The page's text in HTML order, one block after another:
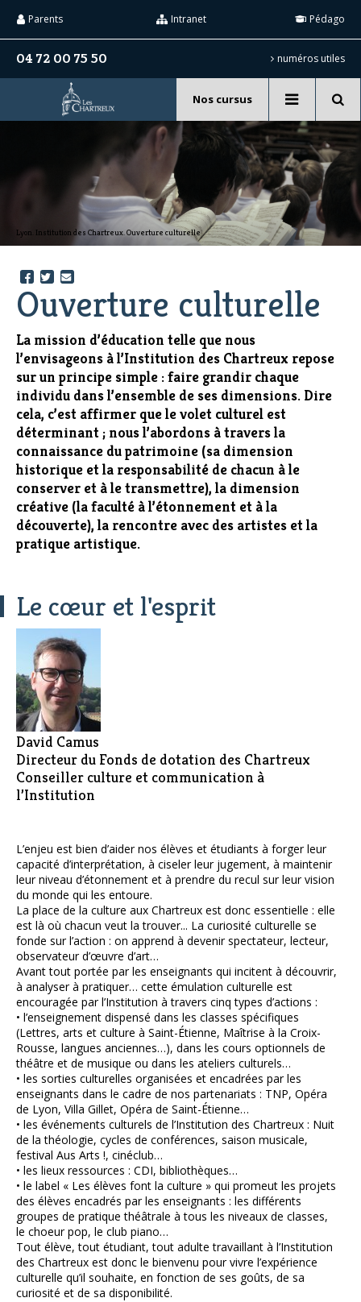
contenu.
|
personnels
Nos cursus
04 72 00 75 50 numéros utiles
Parents Intranet Pédago
Recherche
avancée…
Lyon. Institution des Chartreux. Ouverture culturelle
Ouverture culturelle
La mission d’éducation telle que nous
l’envisageons à l’Institution des Chartreux repose
sur un principe simple : faire grandir chaque
individu dans l’ensemble de ses dimensions. Dire
cela, c’est affirmer que le volet culturel est
déterminant ; nous l’abordons à travers la
connaissance du patrimoine (sa dimension
historique et la responsabilité de chacun à le
conserver et à le transmettre), la dimension
créative (la faculté à l’étonnement et à la
découverte), la rencontre avec des artistes et la
pratique artistique.
Le cœur et l'esprit
David Camus
Directeur du Fonds de dotation des Chartreux
Conseiller culture et communication à
l’Institution
L’enjeu est bien d’aider nos élèves et étudiants à forger leur
capacité d’interprétation, à ciseler leur jugement, à maintenir
leur niveau d’étonnement et à prendre du recul sur leur vision
du monde qui les entoure.
La place de la culture aux Chartreux est donc essentielle : elle
est là où chacun veut la trouver... La curiosité culturelle se
fonde sur l’action : on apprend à devenir spectateur, lecteur,
observateur d’œuvre d’art…
Avant tout portée par les enseignants qui incitent à découvrir,
à analyser à pratiquer… cette émulation culturelle est
encouragée par l’Institution à travers cinq types d’actions :
• l’enseignement dispensé dans les classes spécifiques
(Lettres, arts et culture à Saint-Étienne, Maîtrise à la Croix-
Rousse, langues anciennes…), dans les cours optionnels de
théâtre et de musique ou dans les ateliers culturels…
• les sorties culturelles organisées et encadrées par les
enseignants dans le cadre de nos partenariats : TNP, Opéra
de Lyon, Villa Gillet, Opéra de Saint-Étienne…
• les événements culturels de l’Institution des Chartreux : Nuit
de la théologie, cycles de conférences, saison musicale,
festival Aus Arts !, cinéclub…
• les lieux ressources : CDI, bibliothèques…
• le label « Les élèves font la culture » qui promeut les projets
des élèves encadrés par les enseignants : les différents
groupes de pratique théâtrale à tous les niveaux de classes,
le choeur pop, le club piano…
Tout élève, tout étudiant, tout adulte travaillant à l’Institution
des Chartreux est donc le bienvenu pour vivre l’expérience
culturelle qu’il souhaite, en fonction de ses goûts, de sa
curiosité et de sa disponibilité.